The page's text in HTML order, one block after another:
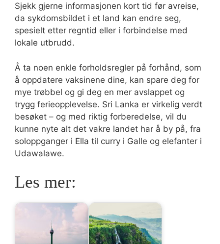
Sjekk gjerne informasjonen kort tid før avreise,
da sykdomsbildet i et land kan endre seg,
spesielt etter regntid eller i forbindelse med
lokale utbrudd.
Å ta noen enkle forholdsregler på forhånd, som
å oppdatere vaksinene dine, kan spare deg for
mye trøbbel og gi deg en mer avslappet og
trygg ferieopplevelse. Sri Lanka er virkelig verdt
besøket – og med riktig forberedelse, vil du
kunne nyte alt det vakre landet har å by på, fra
soloppganger i Ella til curry i Galle og elefanter i
Udawalawe.
Les mer: